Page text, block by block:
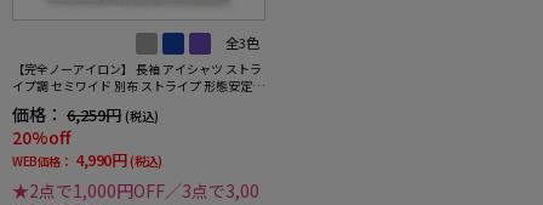
全3色
【完全ノーアイロン】 長袖 アイシャツ ストラ
イプ調 セミワイド 別布 ストライプ 形態安定
価格： 6,259円 (税込)
20%off
WEB価格： 4,990円 (税込)
★2点で1,000円OFF／3点で3,00